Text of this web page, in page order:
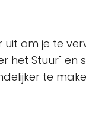
uit om je te
het Stuur" en
te